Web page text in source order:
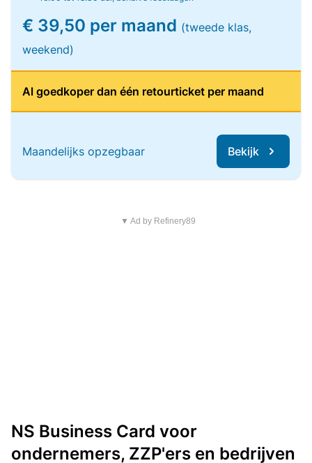
€ 39,50 per maand (tweede klas,
weekend)
Al goedkoper dan één retourticket per maand
Maandelijks opzegbaar Bekijk
▼ Ad by Refinery89
NS Business Card voor
ondernemers, ZZP'ers en bedrijven